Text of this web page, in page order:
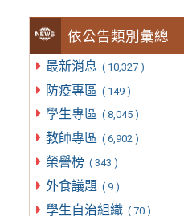
依公告類別彙總
最新消息 ( 10,327 )
防疫專區 ( 149 )
學生專區 ( 8,045 )
教師專區 ( 6,902 )
榮譽榜 ( 343 )
外食議題 ( 9 )
學生自治組織 ( 70 )